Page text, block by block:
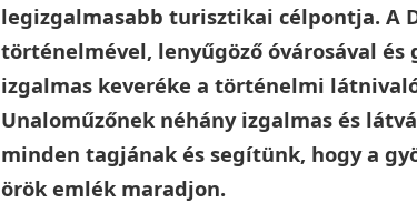
legizgalmasabb turisztikai célpontja. A
történelmével, lenyűgöző óvárosával
izgalmas keveréke a történelmi
Unaloműzőnek néhány izgalmas és
minden tagjának és segítünk, hogy a
örök emlék maradjon.